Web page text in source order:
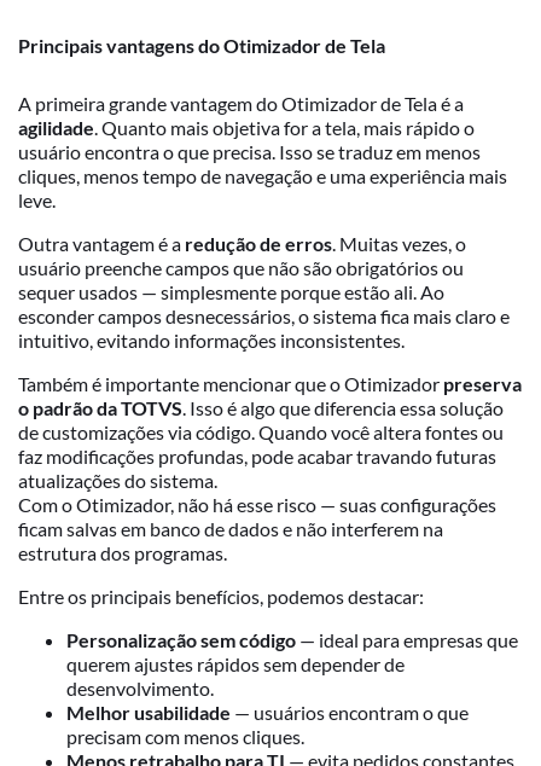
Principais vantagens do Otimizador de Tela
A primeira grande vantagem do Otimizador de Tela é a
agilidade. Quanto mais objetiva for a tela, mais rápido o
usuário encontra o que precisa. Isso se traduz em menos
cliques, menos tempo de navegação e uma experiência mais
leve.
Outra vantagem é a redução de erros. Muitas vezes, o
usuário preenche campos que não são obrigatórios ou
sequer usados — simplesmente porque estão ali. Ao
esconder campos desnecessários, o sistema fica mais claro e
intuitivo, evitando informações inconsistentes.
Também é importante mencionar que o Otimizador preserva
o padrão da TOTVS. Isso é algo que diferencia essa solução
de customizações via código. Quando você altera fontes ou
faz modificações profundas, pode acabar travando futuras
atualizações do sistema.
Com o Otimizador, não há esse risco — suas configurações
ficam salvas em banco de dados e não interferem na
estrutura dos programas.
Entre os principais benefícios, podemos destacar:
Personalização sem código — ideal para empresas que
querem ajustes rápidos sem depender de
desenvolvimento.
Melhor usabilidade — usuários encontram o que
precisam com menos cliques.
Menos retrabalho para TI — evita pedidos constantes